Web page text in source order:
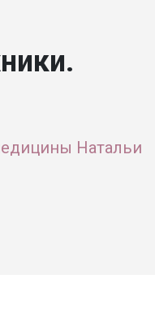
Натальи